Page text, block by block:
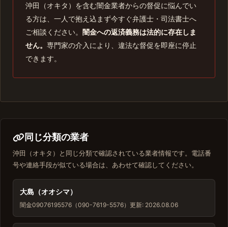
沖田（オキタ）を含む闇金業者からの督促に悩んでい
る方は、一人で抱え込まず今すぐ弁護士・司法書士へ
ご相談ください。 闇金への返済義務は法的に存在しま
せん。 専門家の介入により、違法な督促を即座に停止
できます。
同じ分類の業者
沖田（オキタ）と同じ分類で確認されている業者情報です。電話番
号や連絡手段が似ている場合は、あわせて確認してください。
大島（オオシマ）
闇金09076195576（090-7619-5576） 更新: 2026.08.06